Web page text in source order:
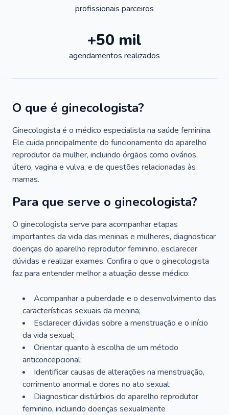
profissionais parceiros
+50 mil
agendamentos realizados
O que é ginecologista?
Ginecologista é o médico especialista na saúde feminina.
Ele cuida principalmente do funcionamento do aparelho
reprodutor da mulher, incluindo órgãos como ovários,
útero, vagina e vulva, e de questões relacionadas às
mamas.
Para que serve o ginecologista?
O ginecologista serve para acompanhar etapas
importantes da vida das meninas e mulheres, diagnosticar
doenças do aparelho reprodutor feminino, esclarecer
dúvidas e realizar exames. Confira o que o ginecologista
faz para entender melhor a atuação desse médico:
Acompanhar a puberdade e o desenvolvimento das
características sexuais da menina;
Esclarecer dúvidas sobre a menstruação e o início
da vida sexual;
Orientar quanto à escolha de um método
anticoncepcional;
Identificar causas de alterações na menstruação,
corrimento anormal e dores no ato sexual;
Diagnosticar distúrbios do aparelho reprodutor
feminino, incluindo doenças sexualmente